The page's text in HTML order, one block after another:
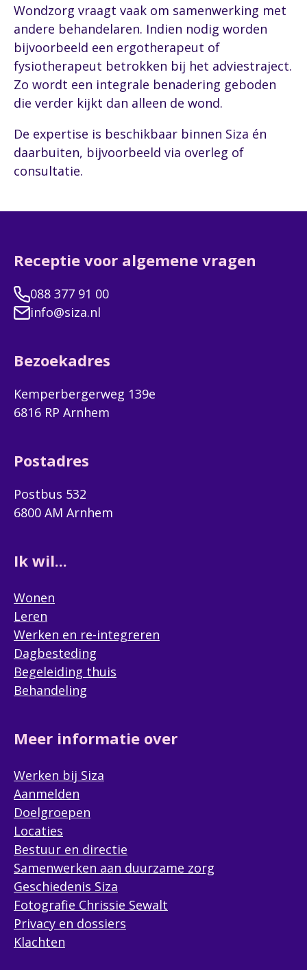
Wondzorg vraagt vaak om samenwerking met
andere behandelaren. Indien nodig worden
bijvoorbeeld een ergotherapeut of
fysiotherapeut betrokken bij het adviestraject.
Zo wordt een integrale benadering geboden
die verder kijkt dan alleen de wond.
De expertise is beschikbaar binnen Siza én
daarbuiten, bijvoorbeeld via overleg of
consultatie.
Receptie voor algemene vragen
088 377 91 00
info@siza.nl
Bezoekadres
Kemperbergerweg 139e
6816 RP Arnhem
Postadres
Postbus 532
6800 AM Arnhem
Ik wil...
Wonen
Leren
Werken en re-integreren
Dagbesteding
Begeleiding thuis
Behandeling
Meer informatie over
Werken bij Siza
Aanmelden
Doelgroepen
Locaties
Bestuur en directie
Samenwerken aan duurzame zorg
Geschiedenis Siza
Fotografie Chrissie Sewalt
Privacy en dossiers
Klachten